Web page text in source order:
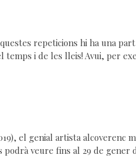
repeticions hi ha una
temps i de les lleis! Avui, per
el genial artista alcoverenc
veure fins al 29 de